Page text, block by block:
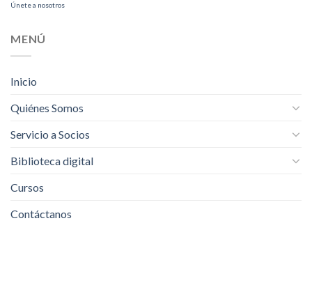
Únete a nosotros
MENÚ
Inicio
Quiénes Somos
Servicio a Socios
Biblioteca digital
Cursos
Contáctanos